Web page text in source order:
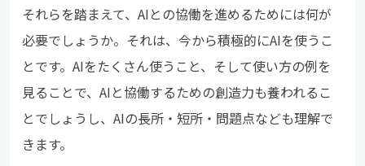
それらを踏まえて、AIとの協働を進めるためには何が
必要でしょうか。それは、今から積極的にAIを使うこ
とです。AIをたくさん使うこと、そして使い方の例を
見ることで、AIと協働するための創造力も養われるこ
とでしょうし、AIの長所・短所・問題点なども理解で
きます。